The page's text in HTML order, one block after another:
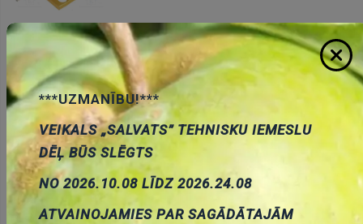
1R, 10W, ±5%, Rezistors ar radiatoru, 15.9x16.5x8.8mm
2.08 €
ID: 00025687 Artikuls:HS10-1RJ
Noliktavas
stāvoklis: 1
Pievienot
grozam
***UZMANĪBU!***
VEIKALS „SALVATS” TEHNISKU IEMESLU
DĒĻ BŪS SLĒGTS
NO 2026.10.08 LĪDZ 2026.24.08
ATVAINOJAMIES PAR SAGĀDĀTAJĀM